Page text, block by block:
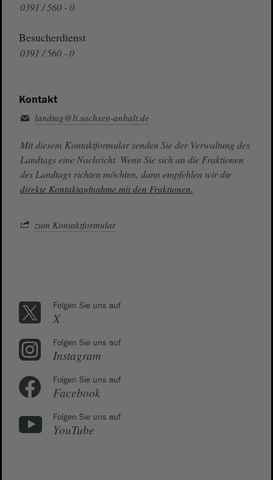
0391 / 560 - 0
Besucherdienst
0391 / 560 - 0
Kontakt
landtag@lt.sachsen-anhalt.de
Mit diesem Kontaktformular senden Sie der Verwaltung des
Landtags eine Nachricht. Wenn Sie sich an die Fraktionen
des Landtags richten möchten, dann empfehlen wir die
direkte Kontaktaufnahme mit den Fraktionen.
zum Kontaktformular
Folgen Sie uns auf
X
Folgen Sie uns auf
Instagram
Folgen Sie uns auf
Facebook
Folgen Sie uns auf
YouTube